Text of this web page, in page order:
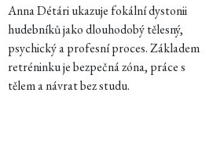
Anna Détári ukazuje fokální dystonii
hudebníků jako dlouhodobý tělesný,
psychický a profesní proces. Základem
retréninku je bezpečná zóna, práce s
tělem a návrat bez studu.